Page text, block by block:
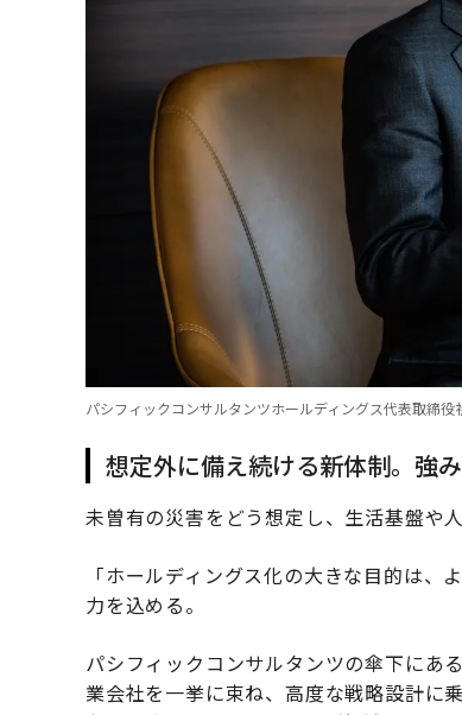
パシフィックコンサルタンツホールディングス代表取締役
想定外に備え続ける新体制。強
未曽有の災害をどう想定し、生活基盤や
「ホールディングス化の大きな目的は
力を込める。
パシフィックコンサルタンツの傘下にあ
業会社を一挙に束ね、高度な戦略設計に